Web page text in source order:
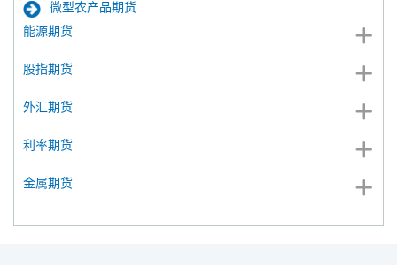
微型农产品期货
能源期货
股指期货
外汇期货
利率期货
金属期货